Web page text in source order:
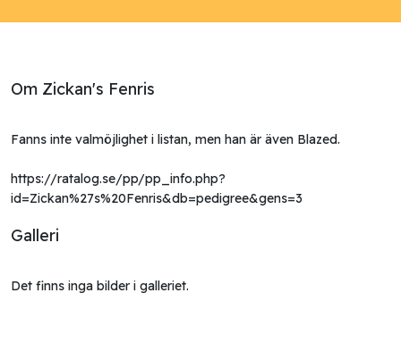
Om Zickan's Fenris
Fanns inte valmöjlighet i listan, men han är även Blazed.
https://ratalog.se/pp/pp_info.php?
id=Zickan%27s%20Fenris&db=pedigree&gens=3
Galleri
Det finns inga bilder i galleriet.